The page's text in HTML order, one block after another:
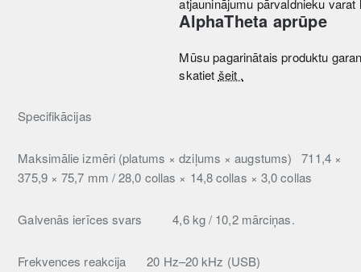
AlphaTheta aprūpe
Mūsu pagarinātais produktu
skatiet šeit .
Specifikācijas
Maksimālie izmēri (platums × dziļums × augstums)
711,4 ×
375,9 × 75,7 mm / 28,0 collas × 14,8 collas × 3,0 collas
Galvenās ierīces svars 4,6 kg / 10,2 mārciņas.
Frekvences reakcija 20 Hz–20 kHz (USB)